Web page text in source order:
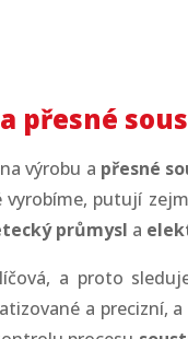
přesné
výrobu a přesné
vyrobíme, putují
průmysl a
a proto
a precizní,